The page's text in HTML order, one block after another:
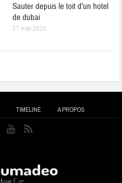
Sauter depuis le toit d’un hotel
de dubai
27 mai 2015
TIMELINE A PROPOS